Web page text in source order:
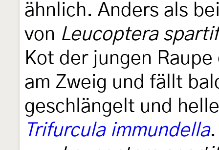
ähnlich. Anders als
von Leucoptera
Kot der jungen
am Zweig und fällt
geschlängelt und
Trifurcula immundella.